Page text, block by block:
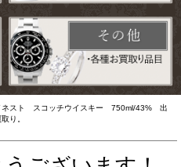
ネスト スコッチウイスキー 750ml/43% 出
り。